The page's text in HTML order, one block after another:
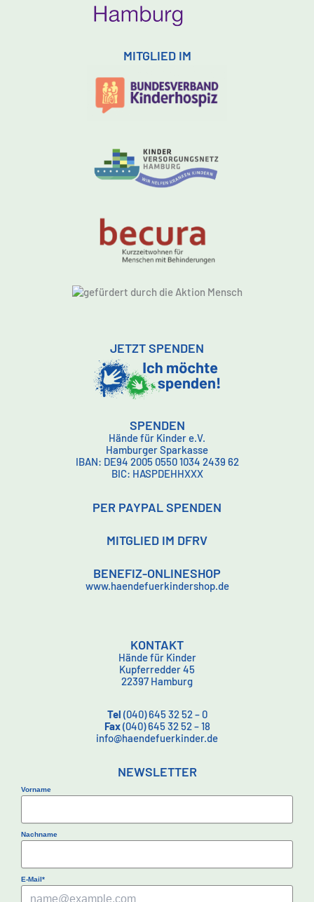
MITGLIED IM
JETZT SPENDEN
SPENDEN
Hände für Kinder e.V.
Hamburger Sparkasse
IBAN: DE94 2005 0550 1034 2439 62
BIC: HASPDEHHXXX
PER PAYPAL SPENDEN
MITGLIED IM DFRV
BENEFIZ-ONLINESHOP
www.haendefuerkindershop.de
KONTAKT
Hände für Kinder
Kupferredder 45
22397 Hamburg
Tel (040) 645 32 52 – 0
Fax(040) 645 32 52 – 18
info@haendefuerkinder.de
NEWSLETTER
Vorname
Nachname
E-Mail*